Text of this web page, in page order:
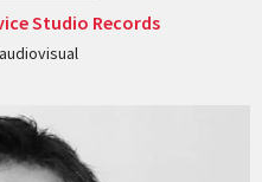
Studio Records